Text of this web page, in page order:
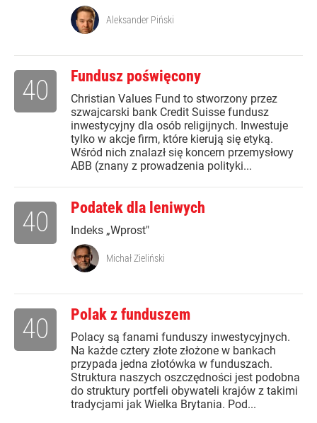
Aleksander Piński
Fundusz poświęcony
Christian Values Fund to stworzony przez
szwajcarski bank Credit Suisse fundusz
inwestycyjny dla osób religijnych. Inwestuje
tylko w akcje firm, które kierują się etyką.
Wśród nich znalazł się koncern przemysłowy
ABB (znany z prowadzenia polityki...
40
Podatek dla leniwych
Indeks „Wprost"
40
Michał Zieliński
Polak z funduszem
Polacy są fanami funduszy inwestycyjnych.
Na każde cztery złote złożone w bankach
przypada jedna złotówka w funduszach.
Struktura naszych oszczędności jest podobna
do struktury portfeli obywateli krajów z takimi
tradycjami jak Wielka Brytania. Pod...
40